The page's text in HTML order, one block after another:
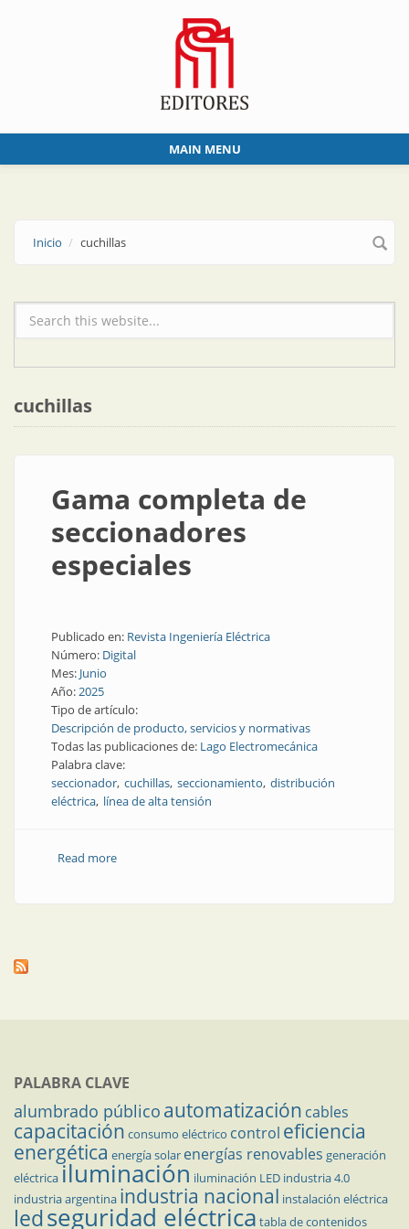
MAIN MENU
Inicio cuchillas
Formulario de búsqueda
cuchillas
Gama completa de
seccionadores
especiales
Publicado en: Revista Ingeniería Eléctrica
Número: Digital
Mes: Junio
Año:2025
Tipo de artículo:
Descripción de producto, servicios y normativas
Todas las publicaciones de: Lago Electromecánica
Palabra clave:
seccionador cuchillas seccionamiento distribución
eléctrica línea de alta tensión
Read moreabout Gama completa de seccionadores especiales
PALABRA CLAVE
alumbrado público automatización cables
capacitación consumo eléctrico control eficiencia
energética energía solar energías renovables generación
eléctricailuminación iluminación LED industria 4.0
industria argentina industria nacional instalación eléctrica
ledseguridad eléctrica tabla de contenidos